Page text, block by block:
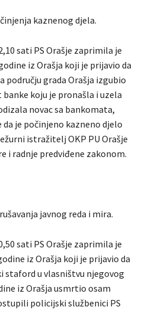
kaznenog djela.
sati PS Orašje zaprimila je
iz Orašja koji je prijavio da
području grada Orašja izgubio
koju je pronašla i uzela
novac sa bankomata,
je počinjeno kazneno djelo
istražitelj OKP PU Orašje
i radnje predviđene zakonom.
javnog reda i mira.
sati PS Orašje zaprimila je
iz Orašja koji je prijavio da
staford u vlasništvu njegovog
iz Orašja usmrtio osam
policijski službenici PS